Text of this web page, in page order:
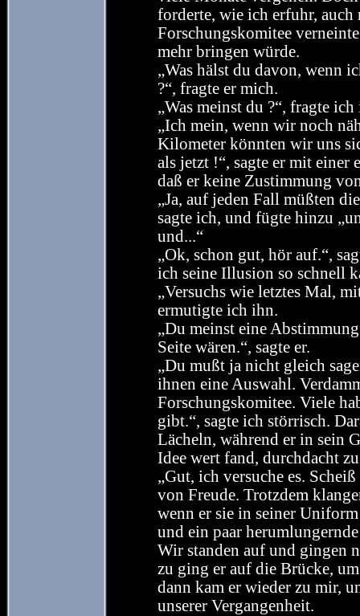
forderte, wie ich erfuhr, auch
Forschungskomitee
mehr bringen würde.
„Was hälst du davon, wenn
?“, fragte er mich.
„Was meinst du ?“, fragte
„Ich mein, wenn wir noch
Kilometer könnten wir uns
als jetzt !“, sagte er mit einer
daß er keine Zustimmung
„Ja, auf jeden Fall müßten
sagte ich, und fügte hinzu
und...“
„Ok, schon gut, hör auf.“,
ich seine Illusion so schnell
„Versuchs wie letztes Mal,
ermutigte ich ihn.
„Du meinst eine
Seite wären.“, sagte er.
„Du mußt ja nicht gleich
ihnen eine Auswahl.
Forschungskomitee. Viele
gibt.“, sagte ich störrisch.
Lächeln, während er in sein
Idee wert fand, durchdacht
„Gut, ich versuche es.
von Freude. Trotzdem
wenn er sie in seiner
und ein paar
Wir standen auf und gingen
zu ging er auf die Brücke,
dann kam er wieder zu mir,
unserer Vergangenheit.